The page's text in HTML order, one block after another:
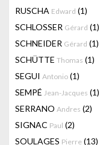
RUSCHA Edward (1)
SCHLOSSER Gérard (1)
SCHNEIDER Gérard (1)
SCHÜTTE Thomas (1)
SEGUI Antonio (1)
SEMPÉ Jean-Jacques (1)
SERRANO Andres (2)
SIGNAC Paul (2)
SOULAGES Pierre (13)